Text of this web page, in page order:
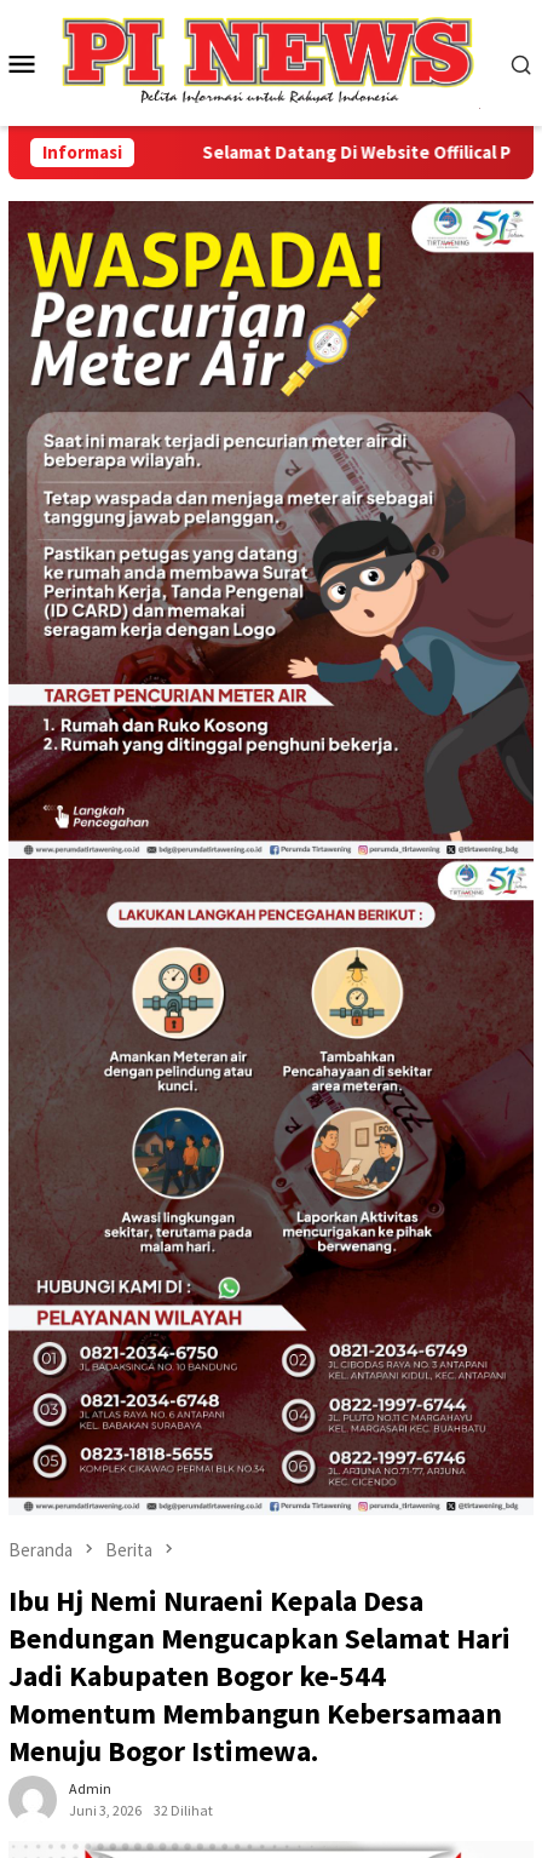
konten
Menu
Mobile
Informasi Selamat Datang Di Website Offilical PI-
Beranda Berita
Ibu Hj Nemi Nuraeni Kepala Desa
Bendungan Mengucapkan Selamat Hari
Jadi Kabupaten Bogor ke-544
Momentum Membangun Kebersamaan
Menuju Bogor Istimewa.
Admin
Juni 3, 2026
32 Dilihat